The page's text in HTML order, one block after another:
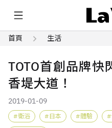
首頁 生活
TOTO首創品牌快
香堤大道！
2019-01-09
衛浴 日本 體驗